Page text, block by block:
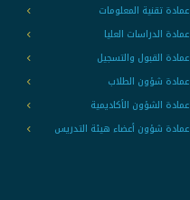
عمادة تقنية المعلومات
عمادة الدراسات العليا
عمادة القبول والتسجيل
عمادة شؤون الطلاب
عمادة الشؤون الأكاديمية
عمادة شؤون أعضاء هيئة التدريس